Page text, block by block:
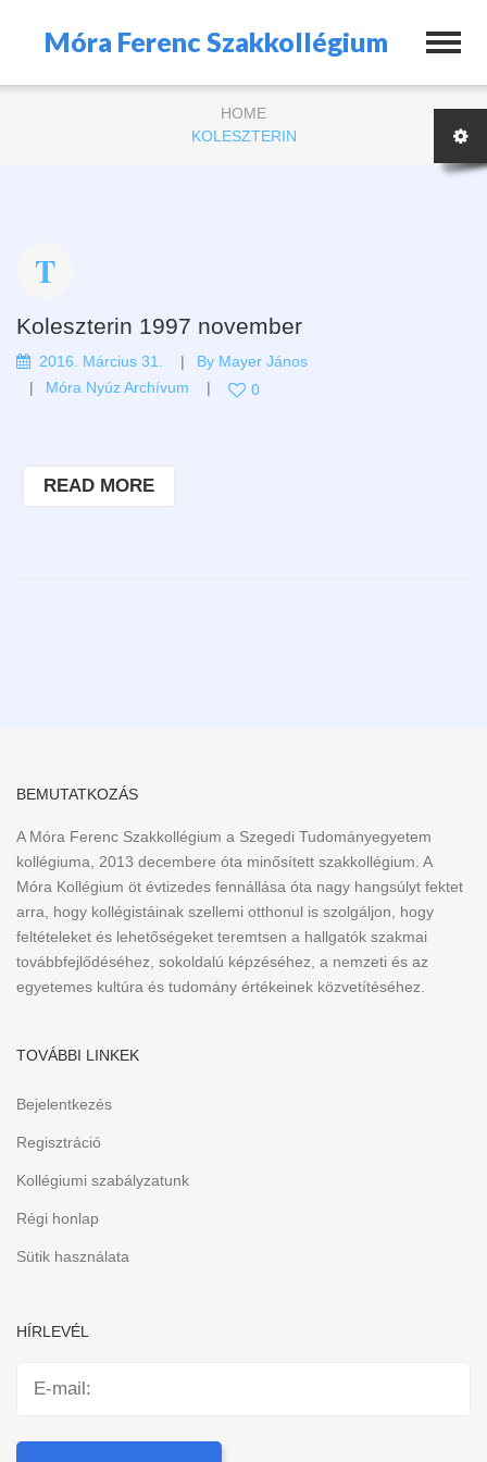
Móra Ferenc Szakkollégium
HOME
KOLESZTERIN
Koleszterin 1997 november
2016. Március 31. By Mayer János
Móra Nyúz Archívum
0
READ MORE
BEMUTATKOZÁS
A Móra Ferenc Szakkollégium a Szegedi Tudományegyetem
kollégiuma, 2013 decembere óta minősített szakkollégium. A
Móra Kollégium öt évtizedes fennállása óta nagy hangsúlyt fektet
arra, hogy kollégistáinak szellemi otthonul is szolgáljon, hogy
feltételeket és lehetőségeket teremtsen a hallgatók szakmai
továbbfejlődéséhez, sokoldalú képzéséhez, a nemzeti és az
egyetemes kultúra és tudomány értékeinek közvetítéséhez.
TOVÁBBI LINKEK
Bejelentkezés
Regisztráció
Kollégiumi szabályzatunk
Régi honlap
Sütik használata
HÍRLEVÉL